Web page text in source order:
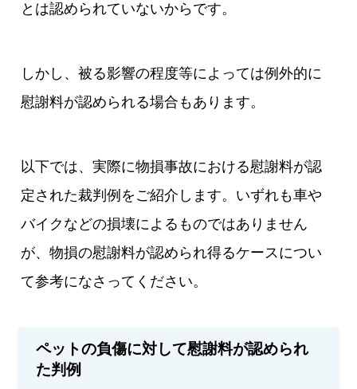
とは認められていないからです。
しかし、被る影響の程度等によっては例外的に
慰謝料が認められる場合もあります。
以下では、実際に物損事故における慰謝料が認
定された裁判例をご紹介します。いずれも車や
バイクなどの損壊によるものではありません
が、物損の慰謝料が認められ得るケースについ
て参考になさってください。
ペットの負傷に対して慰謝料が認められ
た判例